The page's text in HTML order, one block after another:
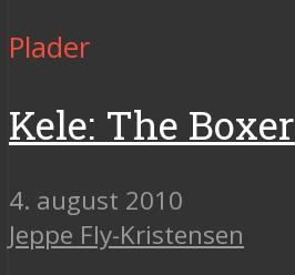
Plader
Kele: The Boxer
4. august 2010
Jeppe Fly-Kristensen